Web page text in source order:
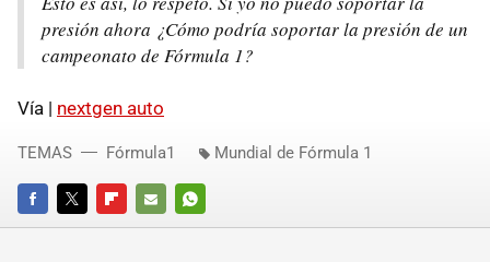
presión ahora ¿Cómo podría soportar la presión de un
campeonato de Fórmula 1?
Vía | nextgen auto
FACEBOOKTWITTERFLIPBOARD
E-
WHATSAPP
TEMAS Fórmula1 Mundial de Fórmula 1